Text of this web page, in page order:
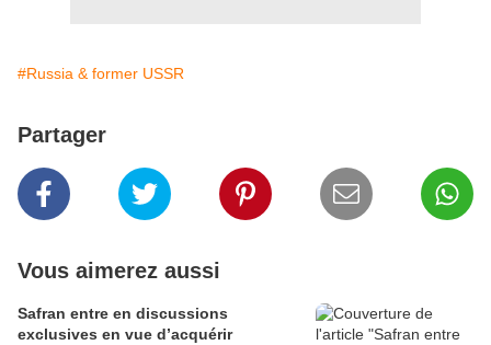
#Russia & former USSR
Partager
Vous aimerez aussi
Safran entre en discussions
exclusives en vue d’acquérir